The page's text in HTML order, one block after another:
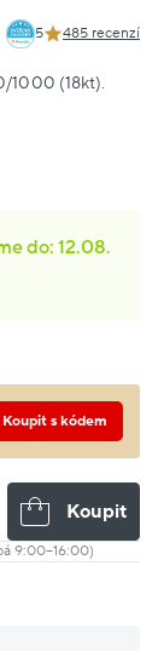
5 485 recenzí
1000 (18kt).
do: 12.08.
Koupit s kódem
Koupit
9:00–16:00)